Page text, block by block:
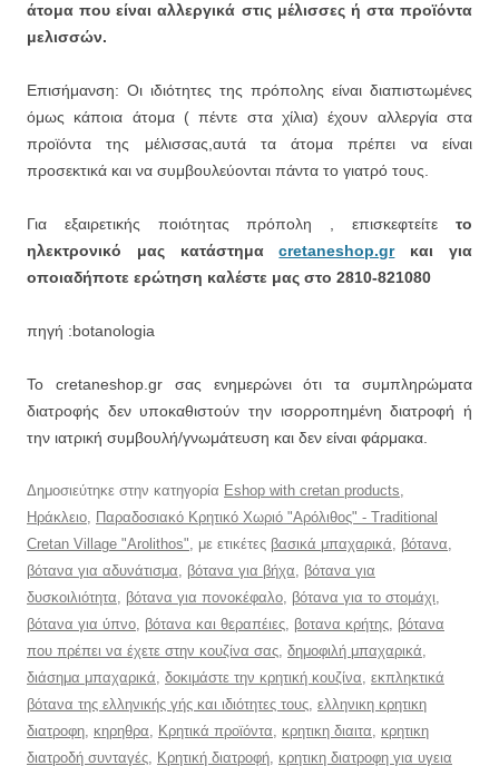
άτομα που είναι αλλεργικά στις μέλισσες ή στα προϊόντα
μελισσών.
Επισήμανση: Οι ιδιότητες της πρόπολης είναι διαπιστωμένες
όμως κάποια άτομα ( πέντε στα χίλια) έχουν αλλεργία στα
προϊόντα της μέλισσας,αυτά τα άτομα πρέπει να είναι
προσεκτικά και να συμβουλεύονται πάντα το γιατρό τους.
Για εξαιρετικής ποιότητας πρόπολη , επισκεφτείτε το
ηλεκτρονικό μας κατάστημαcretaneshop.grκαι για
οποιαδήποτε ερώτηση καλέστε μας στο 2810-821080
πηγή :botanologia
Το cretaneshop.gr σας ενημερώνει ότι τα συμπληρώματα
διατροφής δεν υποκαθιστούν την ισορροπημένη διατροφή ή
την ιατρική συμβουλή/γνωμάτευση και δεν είναι φάρμακα.
Δημοσιεύτηκε στην κατηγορία Eshop with cretan products,
Ηράκλειο, Παραδοσιακό Κρητικό Χωριό "Αρόλιθος" - Traditional
Cretan Village "Arolithos", με ετικέτες βασικά μπαχαρικά, βότανα,
βότανα για αδυνάτισμα, βότανα για βήχα, βότανα για
δυσκοιλιότητα, βότανα για πονοκέφαλο, βότανα για το στομάχι,
βότανα για ύπνο, βότανα και θεραπέιες, βοτανα κρήτης, βότανα
που πρέπει να έχετε στην κουζίνα σας, δημοφιλή μπαχαρικά,
διάσημα μπαχαρικά, δοκιμάστε την κρητική κουζίνα, εκπληκτικά
βότανα της ελληνικής γής και ιδιότητες τους, ελληνικη κρητικη
διατροφη, κηρηθρα, Κρητικά προϊόντα, κρητικη διαιτα, κρητικη
διατροδή συνταγές, Κρητική διατροφή, κρητικη διατροφη για υγεια